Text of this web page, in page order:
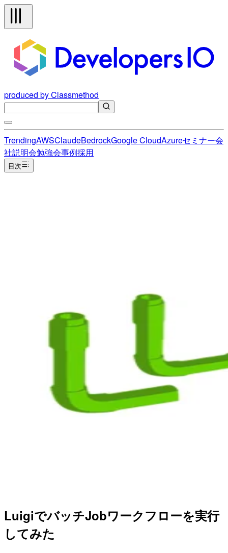
produced by Classmethod
TrendingAWSClaudeBedrockGoogle CloudAzureセミナー会
社説明会勉強会事例採用
目次
LuigiでバッチJobワークフローを実行
してみた